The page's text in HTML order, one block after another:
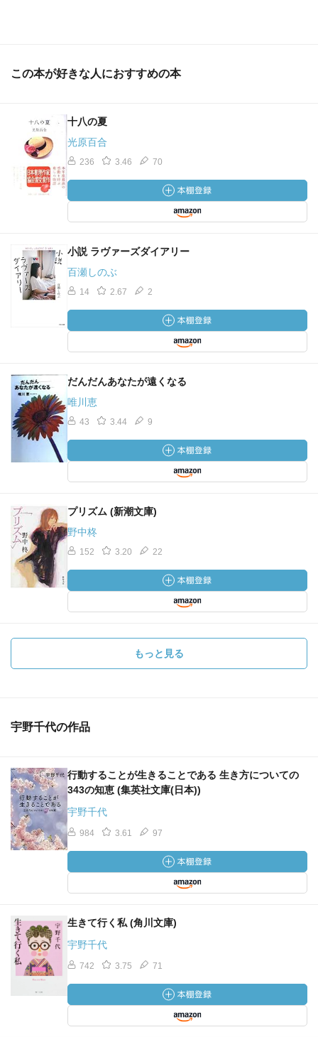
この本が好きな人におすすめの本
十八の夏
光原百合
236 3.46 70
小説 ラヴァーズダイアリー
百瀬しのぶ
14 2.67 2
だんだんあなたが遠くなる
唯川恵
43 3.44 9
プリズム (新潮文庫)
野中柊
152 3.20 22
もっと見る
宇野千代の作品
行動することが生きることである 生き方についての
343の知恵 (集英社文庫(日本))
宇野千代
984 3.61 97
生きて行く私 (角川文庫)
宇野千代
742 3.75 71